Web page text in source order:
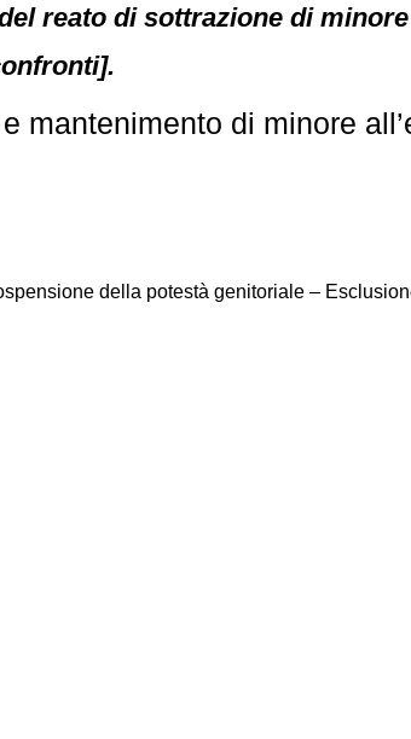
reato di sottrazione di minore
mantenimento di minore
della potestà genitoriale –